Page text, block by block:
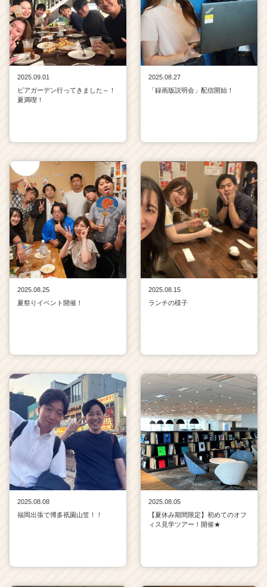
2025.09.01
ビアガーデン行ってきました～！
夏満喫！
2025.08.27
「録画版説明会」配信開始！
2025.08.25
夏祭りイベント開催！
2025.08.15
ランチの様子
2025.08.08
福岡出張で博多祇園山笠！！
2025.08.05
【夏休み期間限定】初めてのオフ
ィス見学ツアー！開催★